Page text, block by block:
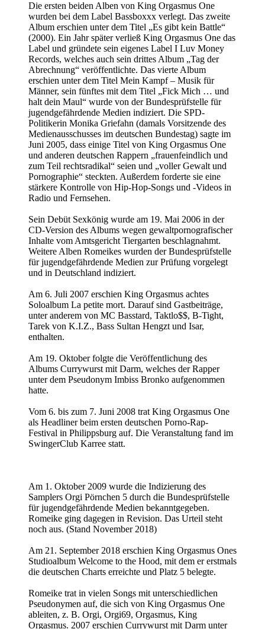
Die ersten beiden Alben von King Orgasmus One
wurden bei dem Label Bassboxxx verlegt. Das zweite
Album erschien unter dem Titel „Es gibt kein Battle“
(2000). Ein Jahr später verließ King Orgasmus One das
Label und gründete sein eigenes Label I Luv Money
Records, welches auch sein drittes Album „Tag der
Abrechnung“ veröffentlichte. Das vierte Album
erschien unter dem Titel Mein Kampf – Musik für
Männer, sein fünftes mit dem Titel „Fick Mich … und
halt dein Maul“ wurde von der Bundesprüfstelle für
jugendgefährdende Medien indiziert. Die SPD-
Politikerin Monika Griefahn (damals Vorsitzende des
Medienausschusses im deutschen Bundestag) sagte im
Juni 2005, dass einige Titel von King Orgasmus One
und anderen deutschen Rappern „frauenfeindlich und
zum Teil rechtsradikal“ seien und „voller Gewalt und
Pornographie“ steckten. Außerdem forderte sie eine
stärkere Kontrolle von Hip-Hop-Songs und -Videos in
Radio und Fernsehen.
Sein Debüt Sexkönig wurde am 19. Mai 2006 in der
CD-Version des Albums wegen gewaltpornografischer
Inhalte vom Amtsgericht Tiergarten beschlagnahmt.
Weitere Alben Romeikes wurden der Bundesprüfstelle
für jugendgefährdende Medien zur Prüfung vorgelegt
und in Deutschland indiziert.
Am 6. Juli 2007 erschien King Orgasmus achtes
Soloalbum La petite mort. Darauf sind Gastbeiträge,
unter anderem von MC Basstard, Taktlo$$, B-Tight,
Tarek von K.I.Z., Bass Sultan Hengzt und Isar,
enthalten.
Am 19. Oktober folgte die Veröffentlichung des
Albums Currywurst mit Darm, welches der Rapper
unter dem Pseudonym Imbiss Bronko aufgenommen
hatte.
Vom 6. bis zum 7. Juni 2008 trat King Orgasmus One
als Headliner beim ersten deutschen Porno-Rap-
Festival in Philippsburg auf. Die Veranstaltung fand im
SwingerClub Karree statt.
Am 1. Oktober 2009 wurde die Indizierung des
Samplers Orgi Pörnchen 5 durch die Bundesprüfstelle
für jugendgefährdende Medien bekanntgegeben.
Romeike ging dagegen in Revision. Das Urteil steht
noch aus. (Stand November 2018)
Am 21. September 2018 erschien King Orgasmus Ones
Studioalbum Welcome to the Hood, mit dem er erstmals
die deutschen Charts erreichte und Platz 5 belegte.
Romeike trat in vielen Songs mit unterschiedlichen
Pseudonymen auf, die sich von King Orgasmus One
ableiten, z. B. Orgi, Orgi69, Orgasmus, King
Orgasmus. 2007 erschien Currywurst mit Darm unter